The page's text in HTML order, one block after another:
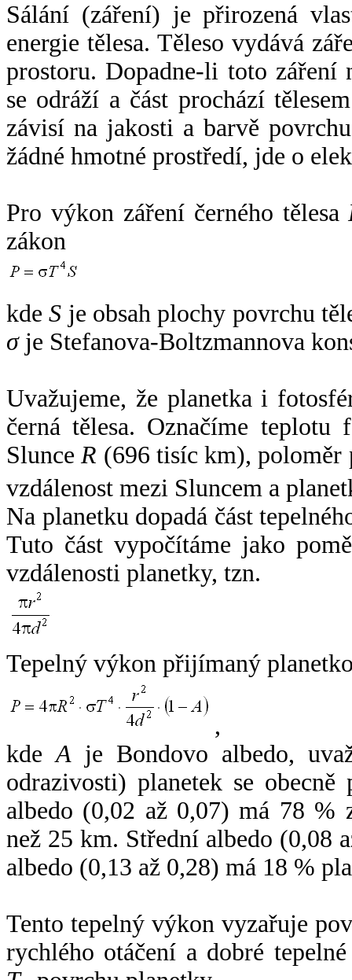
Sálání (záření) je přirozená
energie tělesa. Těleso vydává
prostoru. Dopadne-li toto záření
se odráží a část prochází
závisí na jakosti a barvě
žádné hmotné prostředí, jde o
Pro výkon záření černého tělesa
zákon
kdeS je obsah plochy povrchu
σje Stefanova-Boltzmannova
Uvažujeme, že planetka i
černá tělesa. Označíme
SlunceR (696 tisíc km),
vzdálenost mezi Sluncem a
Na planetku dopadá část
Tuto část vypočítáme jako
vzdálenosti planetky, tzn.
Tepelný výkon přijímaný
,
kdeA je Bondovo albedo,
odrazivosti) planetek se
albedo (0,02 až 0,07) má 78 %
než 25 km. Střední albedo (0,08
albedo (0,13 až 0,28) má 18 %
Tento tepelný výkon vyzařuje
rychlého otáčení a dobré